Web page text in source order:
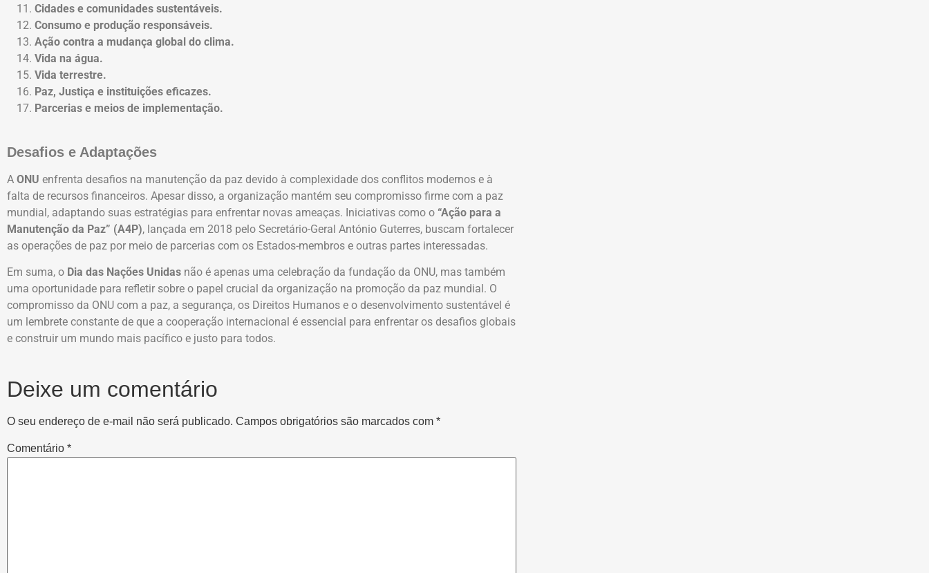
Cidades e comunidades sustentáveis.
Consumo e produção responsáveis.
Ação contra a mudança global do clima.
Vida na água.
Vida terrestre.
Paz, Justiça e instituições eficazes.
Parcerias e meios de implementação.
Desafios e Adaptações
A ONU enfrenta desafios na manutenção da paz devido à complexidade dos conflitos modernos e à
falta de recursos financeiros. Apesar disso, a organização mantém seu compromisso firme com a paz
mundial, adaptando suas estratégias para enfrentar novas ameaças. Iniciativas como o “Ação para a
Manutenção da Paz” (A4P), lançada em 2018 pelo Secretário-Geral António Guterres, buscam fortalecer
as operações de paz por meio de parcerias com os Estados-membros e outras partes interessadas.
Em suma, o Dia das Nações Unidas não é apenas uma celebração da fundação da ONU, mas também
uma oportunidade para refletir sobre o papel crucial da organização na promoção da paz mundial. O
compromisso da ONU com a paz, a segurança, os Direitos Humanos e o desenvolvimento sustentável é
um lembrete constante de que a cooperação internacional é essencial para enfrentar os desafios globais
e construir um mundo mais pacífico e justo para todos.
Deixe um comentário
O seu endereço de e-mail não será publicado. Campos obrigatórios são marcados com *
Comentário *